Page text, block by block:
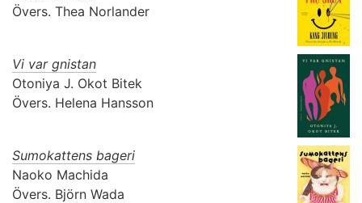
Övers. Thea Norlander
Vi var gnistan
Otoniya J. Okot Bitek
Övers. Helena Hansson
Sumokattens bageri
Naoko Machida
Övers. Björn Wada